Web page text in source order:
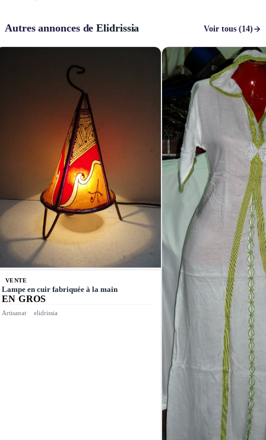
Autres annonces deElidrissia Voir tous (14)
VENTE
Lampe en cuir fabriquée à la main
EN GROS
Artisanat elidrissia